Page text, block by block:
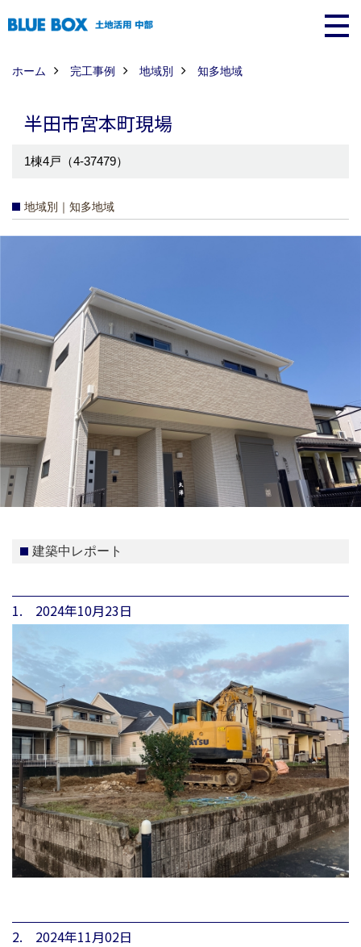
ホーム 完工事例 地域別 知多地域
半田市宮本町現場
1棟4戸（4-37479）
地域別｜知多地域
建築中レポート
1. 2024年10月23日
2. 2024年11月02日